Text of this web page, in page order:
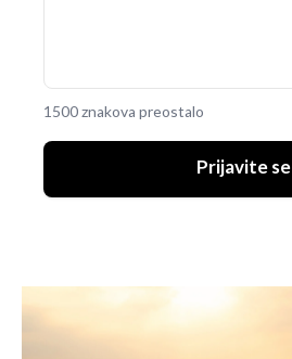
1500 znakova preostalo
Prijavite se